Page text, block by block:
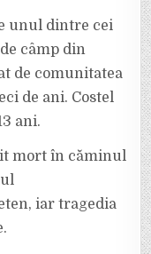
unul dintre cei
câmp din
de comunitatea
de ani. Costel
ani.
mort în căminul
iar tragedia